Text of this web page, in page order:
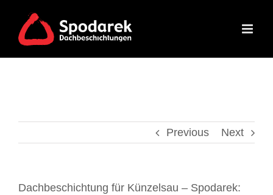
content
Previous Next
Dachbeschichtung für Künzelsau – Spodarek: